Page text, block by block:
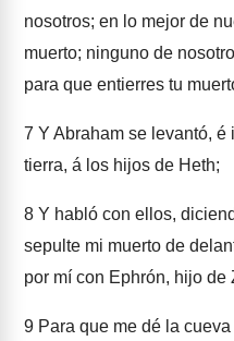
nosotros; en lo mejor de
muerto; ninguno de
para que entierres tu
7 Y Abraham se levantó,
tierra, á los hijos de Heth;
8 Y habló con ellos,
sepulte mi muerto de
por mí con Ephrón, hijo de
9 Para que me dé la